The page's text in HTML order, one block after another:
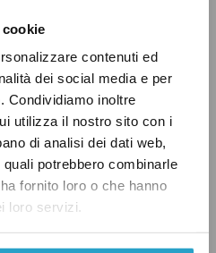
contenuti ed
dei social media e per
Condividiamo inoltre
utilizza il nostro sito con i
di analisi dei dati web,
potrebbero combinarle
fornito loro o che hanno
loro servizi.
GIOCO STA PER